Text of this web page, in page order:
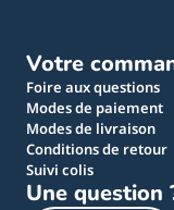
Votre
Foire aux questions
Modes de paiement
Modes de livraison
Conditions de retour
Suivi colis
Une question